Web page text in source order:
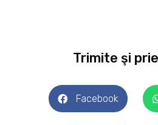
Trimite şi
Facebook